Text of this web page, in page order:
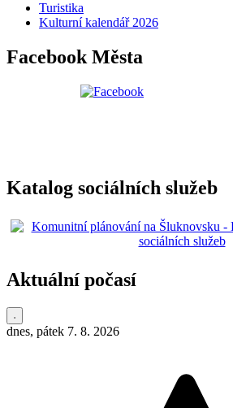
Turistika
Kulturní kalendář 2026
Facebook Města
Katalog sociálních služeb
Aktuální počasí
dnes, pátek 7. 8. 2026